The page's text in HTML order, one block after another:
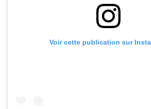
Voir cette publication sur